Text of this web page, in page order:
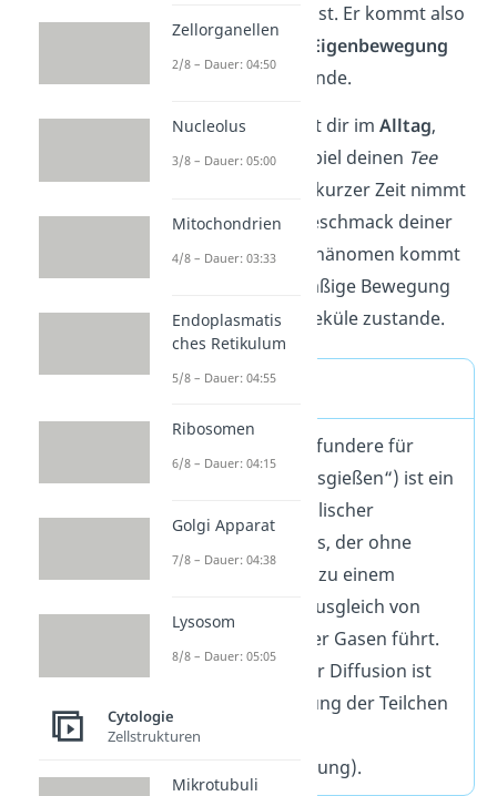
ist. Er kommt also
nur aufgrund der
Eigenbewegung
von
zustande.
Diffusion begegnet dir imAlltag,
wenn du zum Beispiel deinen Tee
Nach kurzer Zeit nimmt
das Wasser den Geschmack deiner
Teesorte an. Das Phänomen kommt
durch die gleichmäßige Bewegung
der jeweiligen Moleküle zustande.
Definition
Diffusion (lat. diffundere für
„verbreiten“, „ausgießen“) ist ein
passiver, physikalischer
Transportprozess, der ohne
Energieaufwand zu einem
Konzentrationsausgleich von
Flüssigkeiten oder Gasen führt.
Die Triebkraft der Diffusion ist
die Eigenbewegung der Teilchen
(Brownsche
Molekularbewegung).
Zellorganellen
2/8 – Dauer: 04:50
Nucleolus
3/8 – Dauer: 05:00
Mitochondrien
4/8 – Dauer: 03:33
Endoplasmatis
ches Retikulum
5/8 – Dauer: 04:55
Ribosomen
6/8 – Dauer: 04:15
Golgi Apparat
7/8 – Dauer: 04:38
Lysosom
8/8 – Dauer: 05:05
Cytologie
Zellstrukturen
Mikrotubuli